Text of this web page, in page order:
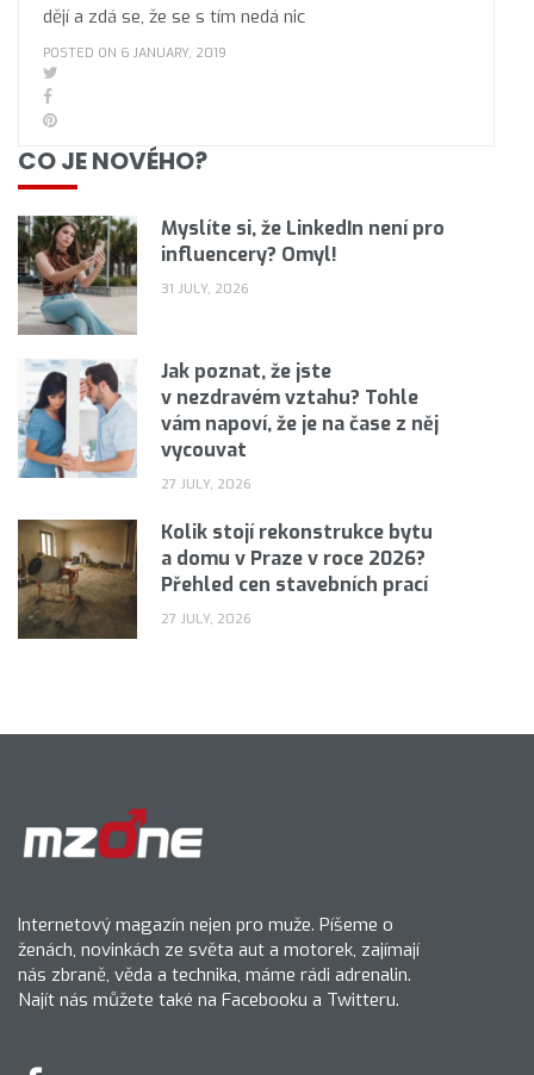
dějí a zdá se, že se s tím nedá nic
POSTED ON 6 JANUARY, 2019
CO JE NOVÉHO?
Myslíte si, že LinkedIn není pro
influencery? Omyl!
31 JULY, 2026
Jak poznat, že jste
v nezdravém vztahu? Tohle
vám napoví, že je na čase z něj
vycouvat
27 JULY, 2026
Kolik stojí rekonstrukce bytu
a domu v Praze v roce 2026?
Přehled cen stavebních prací
27 JULY, 2026
Internetový magazín nejen pro muže. Píšeme o
ženách, novinkách ze světa aut a motorek, zajímají
nás zbraně, věda a technika, máme rádi adrenalin.
Najít nás můžete také na Facebooku a Twitteru.